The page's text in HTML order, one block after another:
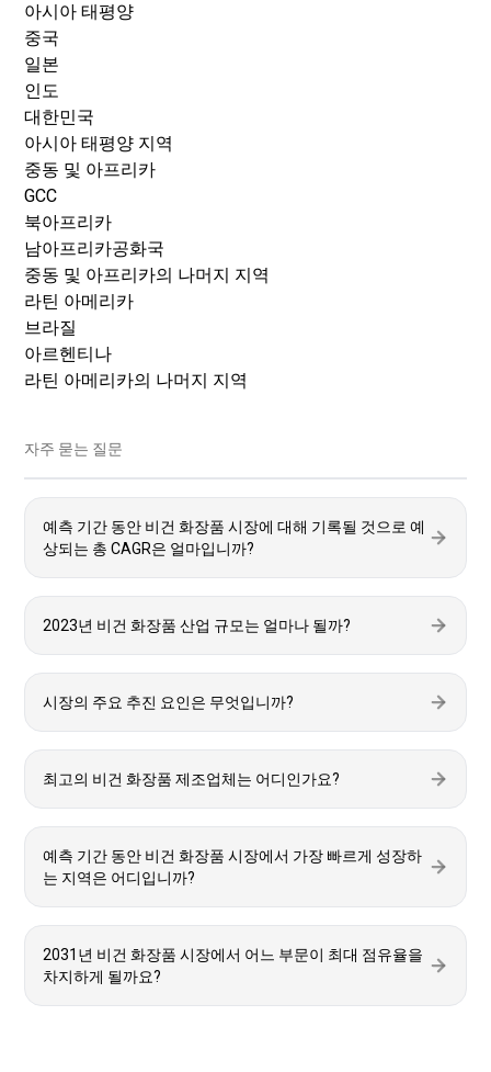
아시아 태평양
중국
일본
인도
대한민국
아시아 태평양 지역
중동 및 아프리카
GCC
북아프리카
남아프리카공화국
중동 및 아프리카의 나머지 지역
라틴 아메리카
브라질
아르헨티나
라틴 아메리카의 나머지 지역
자주 묻는 질문
예측 기간 동안 비건 화장품 시장에 대해 기록될 것으로 예
상되는 총 CAGR은 얼마입니까?
2023년 비건 화장품 산업 규모는 얼마나 될까?
시장의 주요 추진 요인은 무엇입니까?
최고의 비건 화장품 제조업체는 어디인가요?
예측 기간 동안 비건 화장품 시장에서 가장 빠르게 성장하
는 지역은 어디입니까?
2031년 비건 화장품 시장에서 어느 부문이 최대 점유율을
차지하게 될까요?